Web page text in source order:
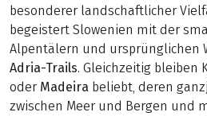
besonderer landschaftlicher
begeistert Slowenien mit der
Alpentälern und ursprünglichen
Adria-Trails. Gleichzeitig bleiben
oder Madeira beliebt, deren
zwischen Meer und Bergen und